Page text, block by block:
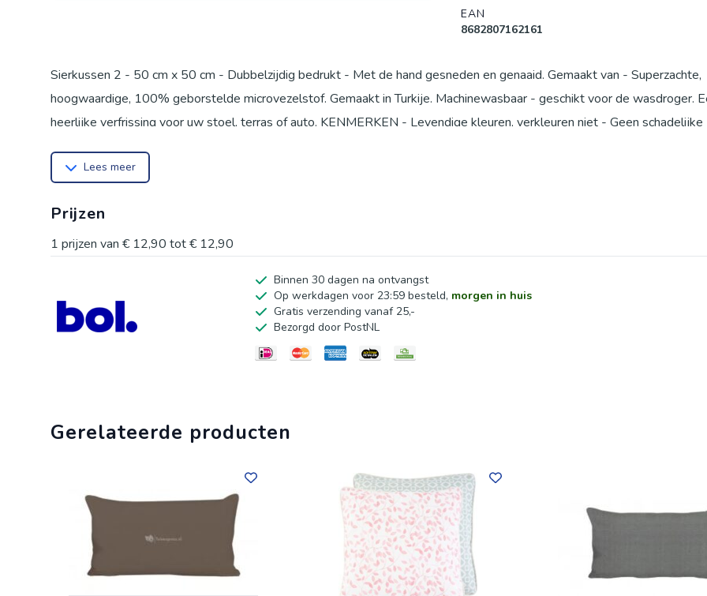
EAN
8682807162161
Sierkussen 2 - 50 cm x 50 cm - Dubbelzijdig bedrukt - Met de hand gesneden en genaaid. Gemaakt van - Superzachte,
hoogwaardige, 100% geborstelde microvezelstof. Gemaakt in Turkije. Machinewasbaar - geschikt voor de wasdroger.
heerlijke verfrissing voor uw stoel, terras of auto. KENMERKEN - Levendige kleuren, verkleuren niet - Geen schadelijke
Lees meer
Prijzen
1 prijzen van € 12,90 tot€ 12,90
Binnen 30 dagen na ontvangst
Op werkdagen voor 23:59 besteld, morgen in huis
Gratis verzending vanaf 25,-
Bezorgd door PostNL
Gerelateerde producten